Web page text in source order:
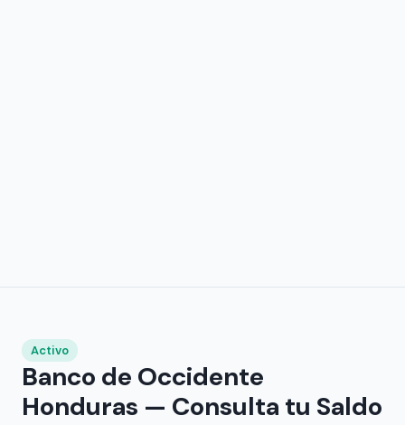
Activo
Banco de Occidente
Honduras — Consulta tu Saldo